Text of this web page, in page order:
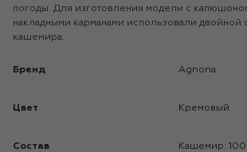
погоды. Для изготовления модели с
накладными карманами использовали двойной
кашемира.
Бренд Agnona
Цвет Кремовый
Состав Кашемир: